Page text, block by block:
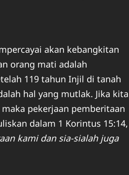
akan kebangkitan
orang mati adalah
119 tahun Injil di tanah
hal yang mutlak. Jika kita
pekerjaan pemberitaan
dalam 1 Korintus 15:14,
kami dan sia-sialah juga